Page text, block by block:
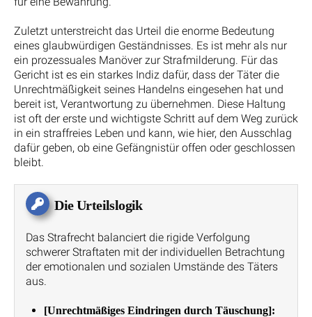
Zuletzt unterstreicht das Urteil die enorme Bedeutung
eines glaubwürdigen Geständnisses. Es ist mehr als nur
ein prozessuales Manöver zur Strafmilderung. Für das
Gericht ist es ein starkes Indiz dafür, dass der Täter die
Unrechtmäßigkeit seines Handelns eingesehen hat und
bereit ist, Verantwortung zu übernehmen. Diese Haltung
ist oft der erste und wichtigste Schritt auf dem Weg zurück
in ein straffreies Leben und kann, wie hier, den Ausschlag
dafür geben, ob eine Gefängnistür offen oder geschlossen
bleibt.
Die Urteilslogik
Das Strafrecht balanciert die rigide Verfolgung
schwerer Straftaten mit der individuellen Betrachtung
der emotionalen und sozialen Umstände des Täters
aus.
[Unrechtmäßiges Eindringen durch Täuschung]: